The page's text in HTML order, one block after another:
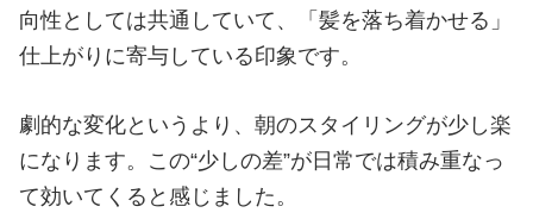
向性としては共通していて、「髪を落ち着かせる」
仕上がりに寄与している印象です。
劇的な変化というより、朝のスタイリングが少し楽
になります。この“少しの差”が日常では積み重なっ
て効いてくると感じました。